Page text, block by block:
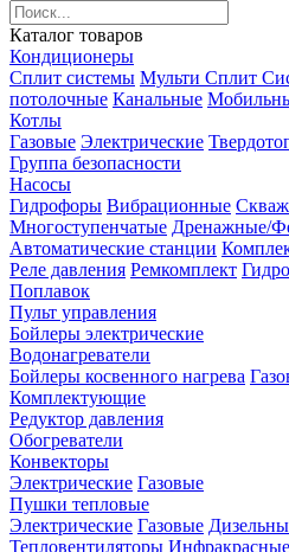
Каталог товаров
Кондиционеры
Сплит системы Мульти Сплит
потолочные Канальные
Котлы
Газовые Электрические
Группа безопасности
Насосы
Гидрофоры Вибрационные
Многоступенчатые Дренажные/
Автоматические станции
Реле давления Ремкомплект
Поплавок
Пульт управления
Бойлеры электрические
Водонагреватели
Бойлеры косвенного нагрева
Комплектующие
Редуктор давления
Обогреватели
Конвекторы
Электрические Газовые
Пушки тепловые
Электрические Газовые
Тепловентиляторы Инфракрасные